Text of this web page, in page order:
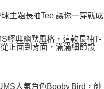
主題長袖Tee 讓你一穿就成
經典幽默風格，這款長袖T-
正面到背面，滿滿細節設
人氣角色Booby Bird，帥